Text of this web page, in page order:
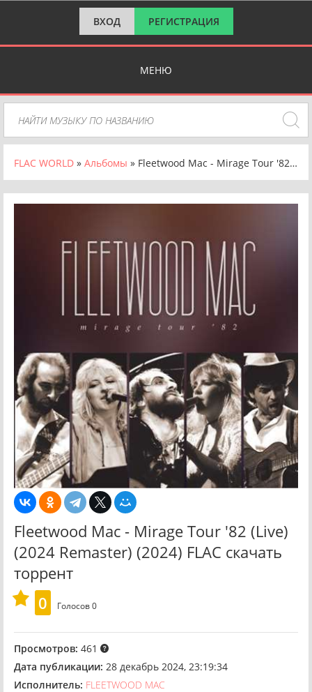
ВХОД РЕГИСТРАЦИЯ
МЕНЮ
FLAC WORLD » Альбомы » Fleetwood Mac - Mirage Tour '82 [24-bit Hi-Res, Live, 2024 Remaster] (1982/2024) FLAC
Fleetwood Mac - Mirage Tour '82 (Live)
(2024 Remaster) (2024) FLAC скачать
торрент
0
Голосов0
Просмотров: 461
Дата публикации: 28 декабрь 2024, 23:19:34
Исполнитель: FLEETWOOD MAC